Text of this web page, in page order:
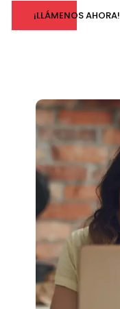
¡LLÁMENOS AHORA!